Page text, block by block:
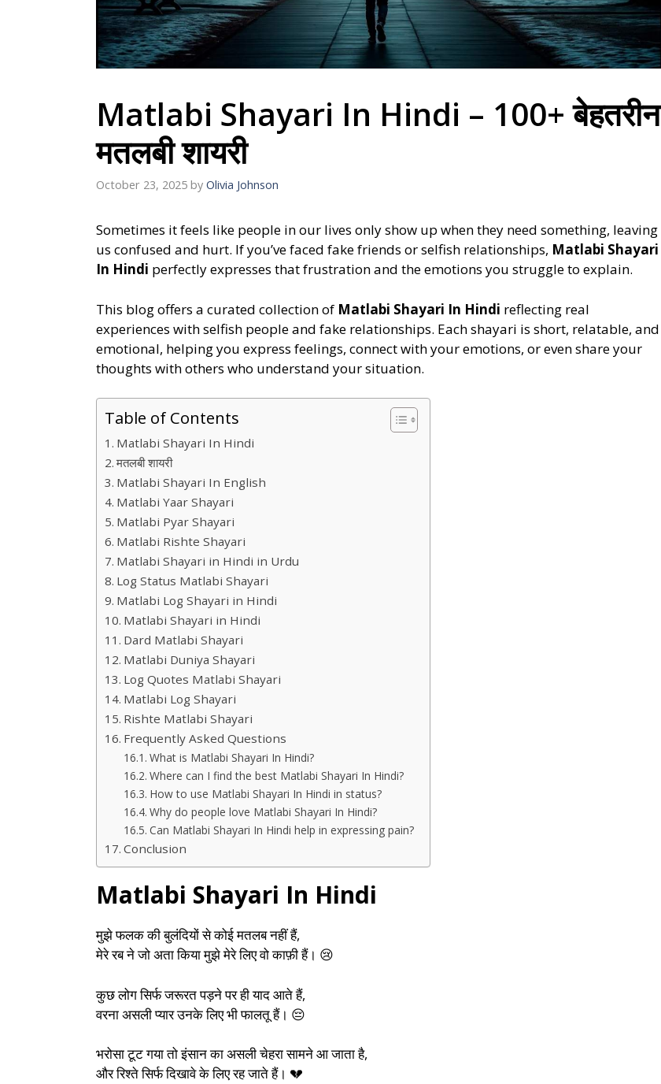
Matlabi Shayari In Hindi – 100+ बेहतरीन
मतलबी शायरी
October 23, 2025 by Olivia Johnson
Sometimes it feels like people in our lives only show up when they need something, leaving
us confused and hurt. If you’ve faced fake friends or selfish relationships, Matlabi Shayari
In Hindi perfectly expresses that frustration and the emotions you struggle to explain.
This blog offers a curated collection of Matlabi Shayari In Hindi reflecting real
experiences with selfish people and fake relationships. Each shayari is short, relatable, and
emotional, helping you express feelings, connect with your emotions, or even share your
thoughts with others who understand your situation.
Table of Contents
Matlabi Shayari In Hindi
मतलबी शायरी
Matlabi Shayari In English
Matlabi Yaar Shayari
Matlabi Pyar Shayari
Matlabi Rishte Shayari
Matlabi Shayari in Hindi in Urdu
Log Status Matlabi Shayari
Matlabi Log Shayari in Hindi
Matlabi Shayari in Hindi
Dard Matlabi Shayari
Matlabi Duniya Shayari
Log Quotes Matlabi Shayari
Matlabi Log Shayari
Rishte Matlabi Shayari
Frequently Asked Questions
What is Matlabi Shayari In Hindi?
Where can I find the best Matlabi Shayari In Hindi?
How to use Matlabi Shayari In Hindi in status?
Why do people love Matlabi Shayari In Hindi?
Can Matlabi Shayari In Hindi help in expressing pain?
Conclusion
Matlabi Shayari In Hindi
मुझे फलक की बुलंदियों से कोई मतलब नहीं हैं,
मेरे रब ने जो अता किया मुझे मेरे लिए वो काफ़ी हैं। 😢
कुछ लोग सिर्फ जरूरत पड़ने पर ही याद आते हैं,
वरना असली प्यार उनके लिए भी फालतू हैं। 😔
भरोसा टूट गया तो इंसान का असली चेहरा सामने आ जाता है,
और रिश्ते सिर्फ दिखावे के लिए रह जाते हैं। 💔